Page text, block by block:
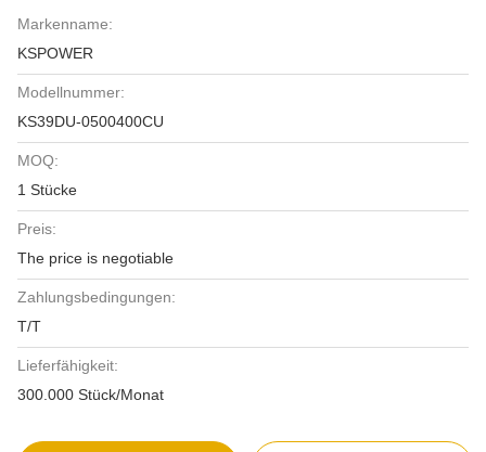
Markenname:
KSPOWER
Modellnummer:
KS39DU-0500400CU
MOQ:
1 Stücke
Preis:
The price is negotiable
Zahlungsbedingungen:
T/T
Lieferfähigkeit:
300.000 Stück/Monat